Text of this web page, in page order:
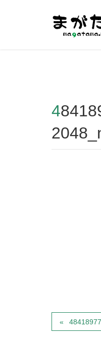
: Undefined array
48418977_2053191778068421_742376008103808